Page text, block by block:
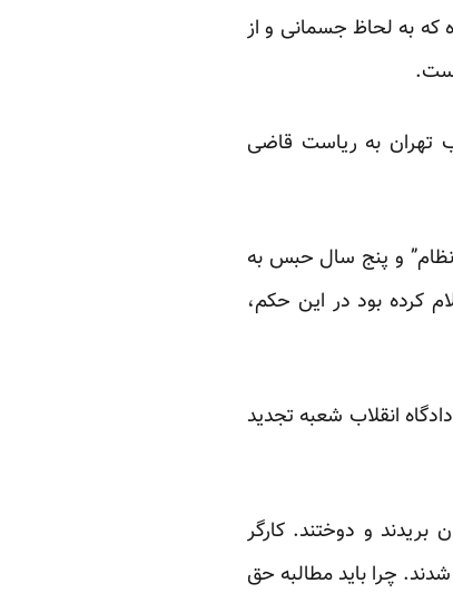
که به لحاظ جسمانی و از
از تحمل ۲۲ ماه حبس از سوی شعبه ۱۵ دادگاه انقلاب تهران به ریاست قاضی
نظام” و پنج سال حبس به
کرده بود در این حکم،
انقلاب شعبه تجدید
و دوختند. کارگر
چرا باید مطالبه حق